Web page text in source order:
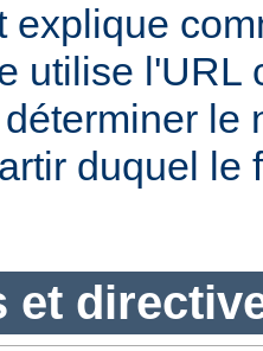
explique
utilise l'URL
le
duquel le
et